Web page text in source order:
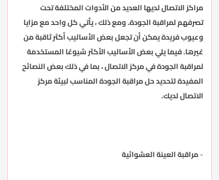
مراكز الاتصال لديها العديد من الأدوات المختلفة تحت
تصرفهم لمراقبة الجودة. ومع ذلك ، يأتي كل واحد مع مزايا
وعيوب فريدة يمكن أن تجعل بعض الأساليب أكثر ثاقبة من
غيرها. فيما يلي بعض الأساليب الأكثر شيوعًا المستخدمة
لمراقبة الجودة في مركز الاتصال ، بما في ذلك بعض النصائح
المفيدة لتحديد حل مراقبة الجودة المناسب لبيئة مركز
الاتصال لديك.
-مراقبة العينة العشوائية